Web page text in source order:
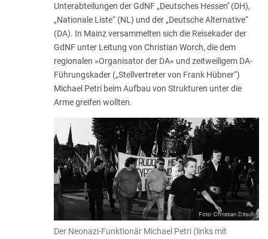
Unterabteilungen der GdNF „Deutsches Hessen'' (DH),
„Nationale Liste“ (NL) und der „Deutsche Alternative“
(DA). In Mainz versammelten sich die Reisekader der
GdNF unter Leitung von Christian Worch, die dem
regionalen »Organisator der DA« und zeitweiligem DA-
Führungskader („Stellvertreter von Frank Hübner“)
Michael Petri beim Aufbau von Strukturen unter die
Arme greifen wollten.
Foto: Christian Ditsch
Der Neonazi-Funktionär Michael Petri (links mit